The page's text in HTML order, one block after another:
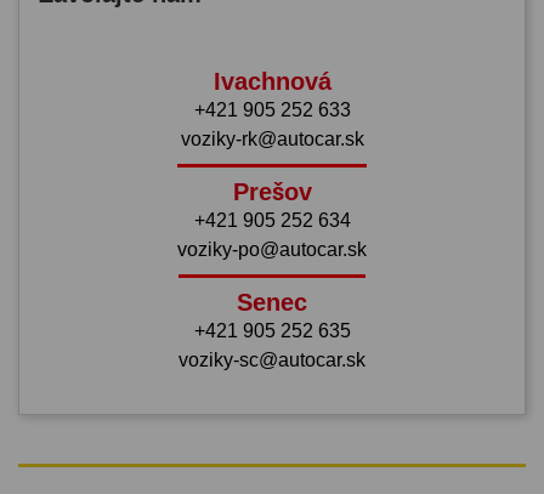
Ivachnová
+421 905 252 633
voziky-rk@autocar.sk
Prešov
+421 905 252 634
voziky-po@autocar.sk
Senec
+421 905 252 635
voziky-sc@autocar.sk